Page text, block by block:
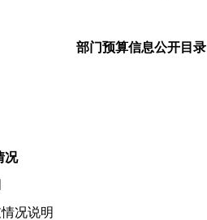
部门预算信息公开目录
况
况说明